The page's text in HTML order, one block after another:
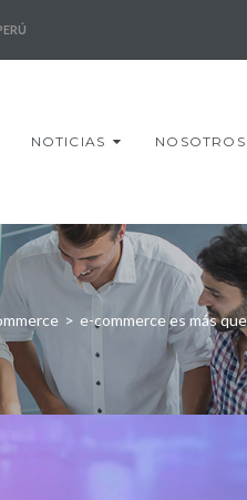
NOTICIAS NOSOTROS
> e-commerce es más